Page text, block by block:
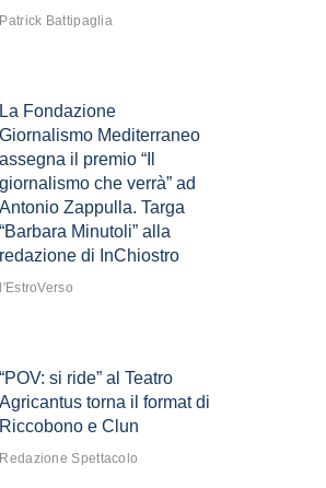
Patrick Battipaglia
La Fondazione
Giornalismo Mediterraneo
assegna il premio “Il
giornalismo che verrà” ad
Antonio Zappulla. Targa
“Barbara Minutoli” alla
redazione di InChiostro
l'EstroVerso
“POV: si ride” al Teatro
Agricantus torna il format di
Riccobono e Clun
Redazione Spettacolo